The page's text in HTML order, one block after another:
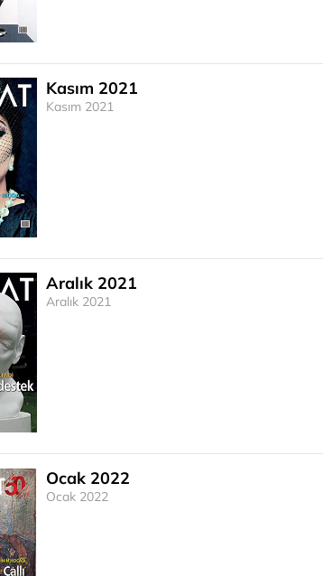
Kasım 2021
Kasım 2021
Aralık 2021
Aralık 2021
Ocak 2022
Ocak 2022